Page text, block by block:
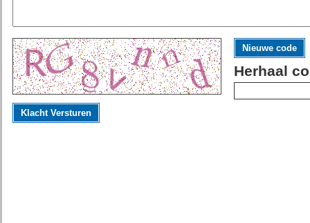
Nieuwe code
Herhaal
Klacht Versturen